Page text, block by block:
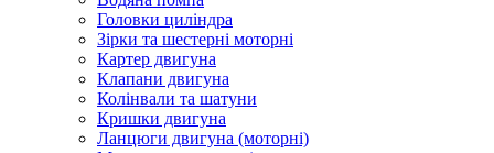
Головки циліндра
Зірки та шестерні моторні
Картер двигуна
Клапани двигуна
Колінвали та шатуни
Кришки двигуна
Ланцюги двигуна (моторні)